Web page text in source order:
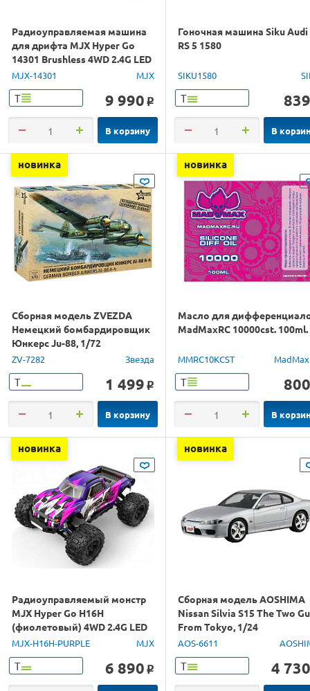
Радиоуправляемая машина
для дрифта MJX Hyper Go
14301 Brushless 4WD 2.4G LED
1/14 RTR
MJX-14301 MJX
Т 9 990 o
В корзину
Гоночная машина Siku Audi
RS 5 1580
SIKU1580
Т 839
В
новинка
Сборная модель ZVEZDA
Немецкий бомбардировщик
Юнкерс Ju-88, 1/72
ZV-7282 Звезда
Т 1 499 o
В корзину
новинка
Масло для
MadMaxRC 10000cst. 100ml.
MMRC10KCST
Т 800
В
новинка
Радиоуправляемый монстр
MJX Hyper Go H16H
(фиолетовый) 4WD 2.4G LED
GPS 1/16 RTR
MJX-H16H-PURPLE MJX
Т 6 890 o
новинка
Сборная модель AOSHIMA
Nissan Silvia S15 The Two
From Tokyo, 1/24
AOS-6611
Т 4 730